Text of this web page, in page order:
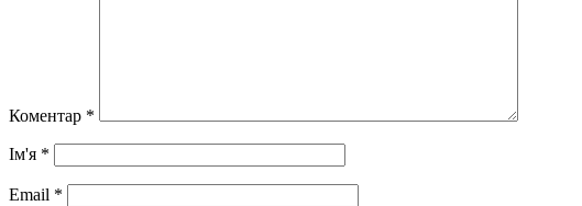
Коментар *
Ім'я *
Email *